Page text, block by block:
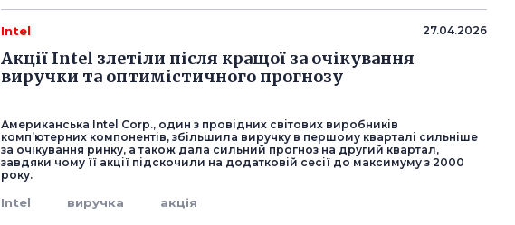
Intel 27.04.2026
Акції Intel злетіли після кращої за очікування
виручки та оптимістичного прогнозу
Американська Intel Corp., один з провідних світових виробників
комп’ютерних компонентів, збільшила виручку в першому кварталі сильніше
за очікування ринку, а також дала сильний прогноз на другий квартал,
завдяки чому її акції підскочили на додатковій сесії до максимуму з 2000
року.
Intel виручка акція